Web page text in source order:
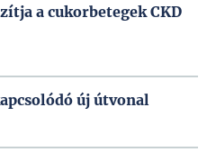
a cukorbetegek CKD
új útvonal